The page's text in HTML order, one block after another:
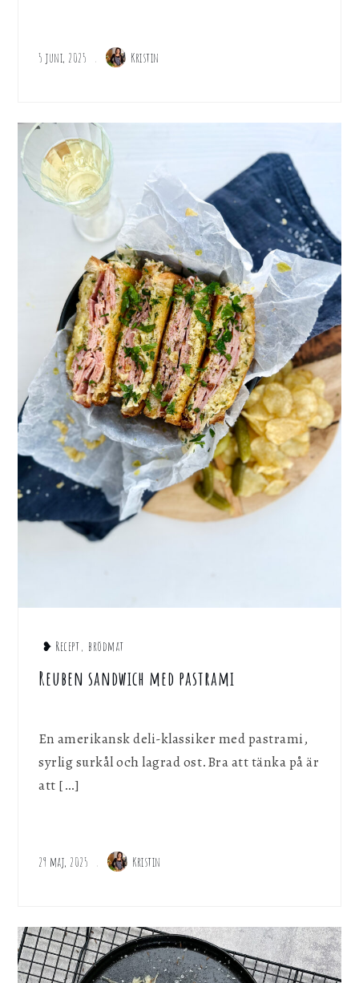
5 juni, 2025 Kristin
❥ Recept, brödmat
Reuben sandwich med pastrami
En amerikansk deli-klassiker med pastrami,
syrlig surkål och lagrad ost.Bra att tänka på är
att […]
29 maj, 2025 Kristin